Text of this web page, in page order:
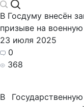
В Госдуму внесён
призыве на
23 июля 2025
0
368
В